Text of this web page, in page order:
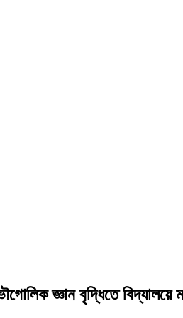
জ্ঞান বৃদ্ধিতে বিদ্যালয়ে